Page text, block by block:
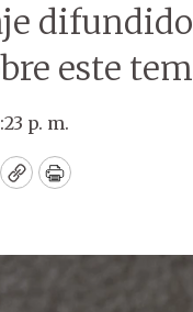
este
p. m.
CopyPrint